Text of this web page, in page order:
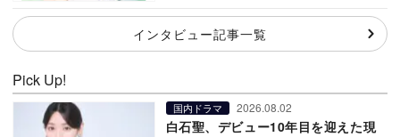
インタビュー記事一覧
Pick Up!
国内ドラマ 2026.08.02
白石聖、デビュー10年目を迎えた現